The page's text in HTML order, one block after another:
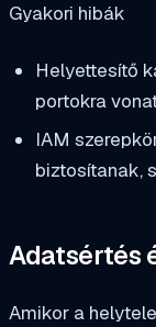
Gyakori hibák
Helyettesítő
portokra
IAM
biztosítanak,
Adatsértés
Amikor a